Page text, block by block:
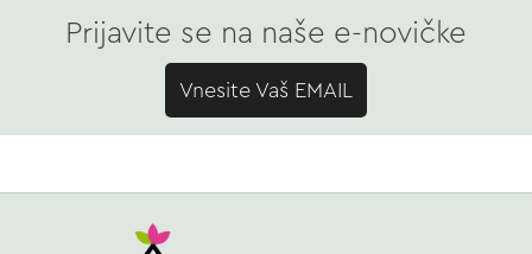
Prijavite se na naše e-novičke
Vnesite Vaš EMAIL